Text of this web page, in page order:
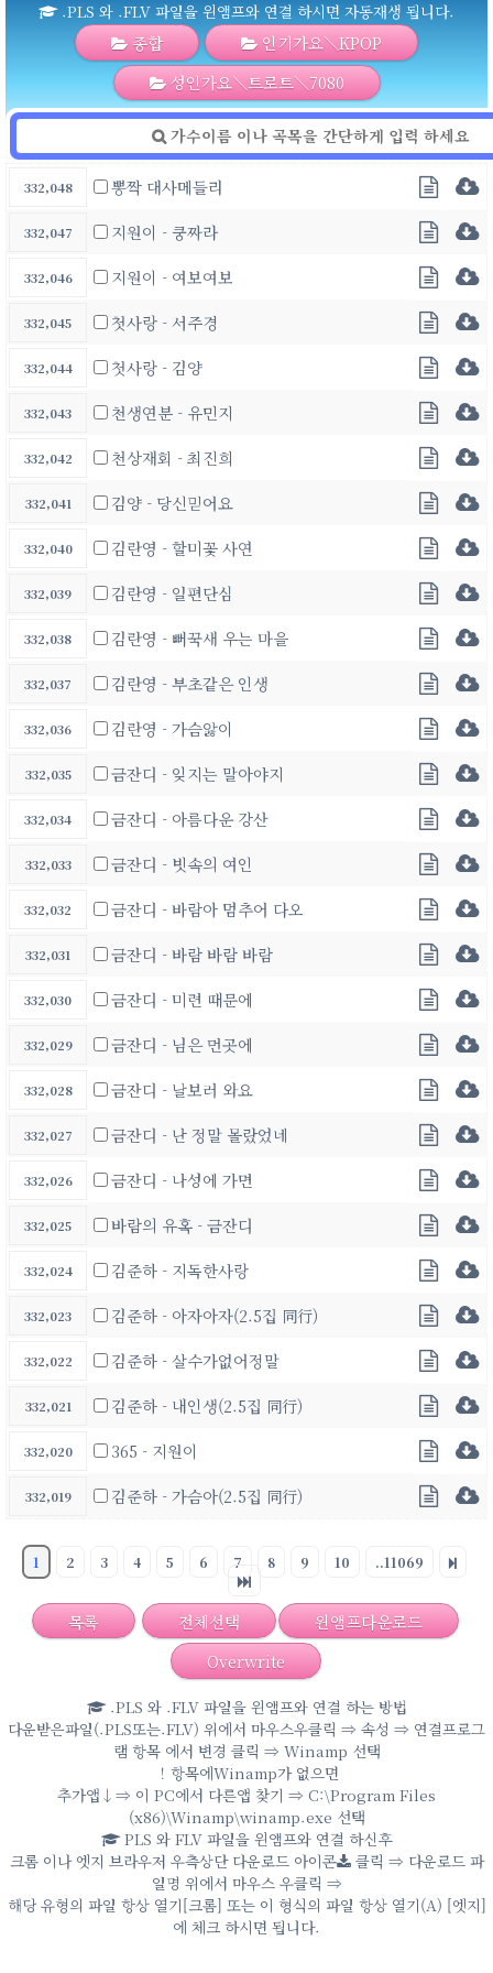
.PLS 와 .FLV 파일을 윈앰프와 연결 하시면 자동재생 됩니다.
종합
인기가요＼KPOP
성인가요＼트로트＼7080
332,048 뽕짝 대사메들리
332,047 지원이 - 쿵짜라
332,046 지원이 - 여보여보
332,045 첫사랑 - 서주경
332,044 첫사랑 - 김양
332,043 천생연분 - 유민지
332,042 천상재회 - 최진희
332,041 김양 - 당신믿어요
332,040 김란영 - 할미꽃 사연
332,039 김란영 - 일편단심
332,038 김란영 - 뻐꾹새 우는 마을
332,037 김란영 - 부초같은 인생
332,036 김란영 - 가슴앓이
332,035 금잔디 - 잊지는 말아야지
332,034 금잔디 - 아름다운 강산
332,033 금잔디 - 빗속의 여인
332,032 금잔디 - 바람아 멈추어 다오
332,031 금잔디 - 바람 바람 바람
332,030 금잔디 - 미련 때문에
332,029 금잔디 - 님은 먼곳에
332,028 금잔디 - 날보러 와요
332,027 금잔디 - 난 정말 몰랐었네
332,026 금잔디 - 나성에 가면
332,025 바람의 유혹 - 금잔디
332,024 김준하 - 지독한사랑
332,023 김준하 - 아자아자(2.5집 同行)
332,022 김준하 - 살수가없어정말
332,021 김준하 - 내인생(2.5집 同行)
332,020 365 - 지원이
332,019 김준하 - 가슴아(2.5집 同行)
1 2 3 4 5 6 7 8 9 10 ..11069
목록 전체선택
윈앰프다운로드
Overwrite
.PLS 와 .FLV 파일을 윈앰프와 연결 하는 방법
다운받은파일(.PLS또는.FLV) 위에서 마우스우클릭 ⇒ 속성 ⇒ 연결프로그
램 항목 에서 변경 클릭 ⇒ Winamp 선택
！항목에Winamp가 없으면
추가앱↓⇒ 이 PC에서 다른앱 찾기 ⇒ C:\Program Files
(x86)\Winamp\winamp.exe 선택
PLS 와 FLV 파일을 윈앰프와 연결 하신후
크롬 이나 엣지 브라우저 우측상단 다운로드 아이콘
클릭 ⇒ 다운로드 파
일명 위에서 마우스 우클릭 ⇒
해당 유형의 파일 항상 열기[크롬] 또는 이 형식의 파일 항상 열기(A) [엣지]
에 체크 하시면 됩니다.